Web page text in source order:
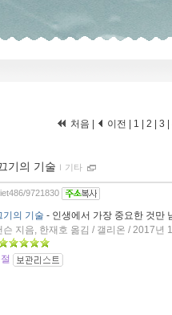
처음 이전 1 2 3
기의 기술 ｌ 기타
9721830
기의 기술 - 인생에서 가장 중요한 것만
슨 지음, 한재호 옮김 / 갤리온 / 2017년